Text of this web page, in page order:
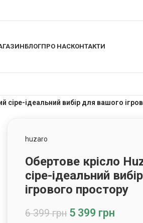
БЛОГПРО НАСКОНТАКТИ
сіре-ідеальний вибір для вашого
huzaro
Обертове крісло
сіре-ідеальний
ігрового простору
6 399грн 5 399 грн